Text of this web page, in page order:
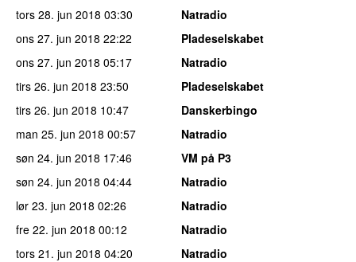
tors 28. jun 2018 03:30
Natradio
ons 27. jun 2018 22:22
Pladeselskabet
ons 27. jun 2018 05:17
Natradio
tirs 26. jun 2018 23:50
Pladeselskabet
tirs 26. jun 2018 10:47
Danskerbingo
man 25. jun 2018 00:57
Natradio
søn 24. jun 2018 17:46
VM på P3
søn 24. jun 2018 04:44
Natradio
lør 23. jun 2018 02:26
Natradio
fre 22. jun 2018 00:12
Natradio
tors 21. jun 2018 04:20
Natradio